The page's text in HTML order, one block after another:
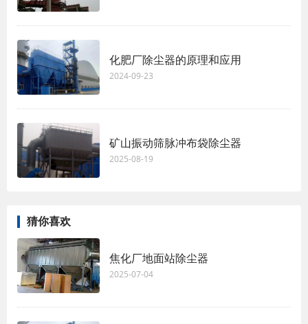
化肥厂除尘器的原理和应用
2024-09-23
矿山振动筛脉冲布袋除尘器
2025-08-19
猜你喜欢
焦化厂地面站除尘器
2025-07-04